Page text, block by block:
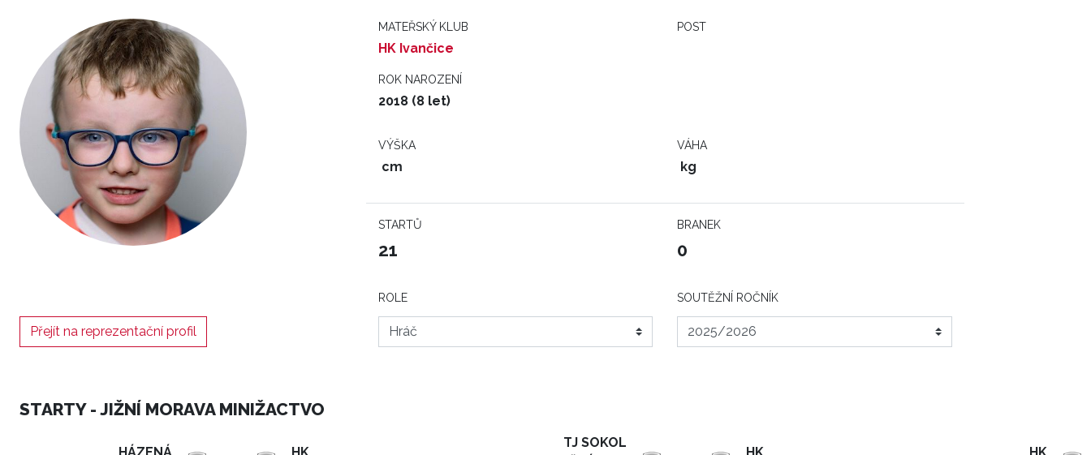
MATEŘSKÝ KLUB
HK Ivančice
POST
ROK NAROZENÍ
2018 (8 let)
VÝŠKA
cm
VÁHA
kg
STARTŮ
21
BRANEK
0
Přejít na reprezentační profil
ROLE SOUTĚŽNÍ ROČNÍK
STARTY - JIŽNÍ MORAVA MINIŽACTVO
TJ SOKOL